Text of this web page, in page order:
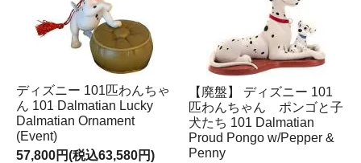
ディズニー 101匹わんちゃ
ん 101 Dalmatian Lucky
Dalmatian Ornament
(Event)
57,800円(税込63,580円)
【廃盤】 ディズニー 101
匹わんちゃん ポンゴと子
犬たち 101 Dalmatian
Proud Pongo w/Pepper &
Penny